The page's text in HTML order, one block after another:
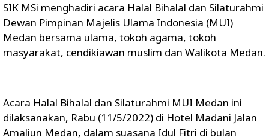
SIK MSi menghadiri acara Halal Bihalal dan Silaturahmi
Dewan Pimpinan Majelis Ulama Indonesia (MUI)
Medan bersama ulama, tokoh agama, tokoh
masyarakat, cendikiawan muslim dan Walikota Medan.
Acara Halal Bihalal dan Silaturahmi MUI Medan ini
dilaksanakan, Rabu (11/5/2022) di Hotel Madani Jalan
Amaliun Medan, dalam suasana Idul Fitri di bulan